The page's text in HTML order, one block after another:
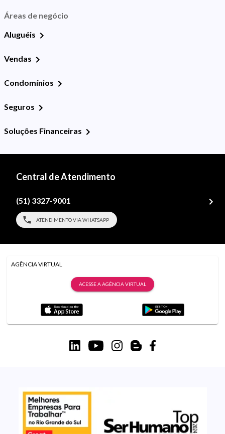
Áreas de negócio
Aluguéis
Vendas
Condomínios
Seguros
Soluções Financeiras
Central de Atendimento
(51) 3327-9001
ATENDIMENTO VIA WHATSAPP
AGÊNCIA VIRTUAL
ACESSE A AGÊNCIA VIRTUAL